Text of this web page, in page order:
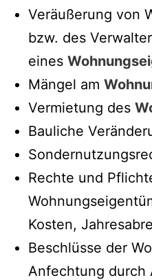
Veräußerung von
bzw. des
eines
Mängel am
Vermietung des
Bauliche
Rechte und
Kosten,
Beschlüsse der
Anfechtung durch